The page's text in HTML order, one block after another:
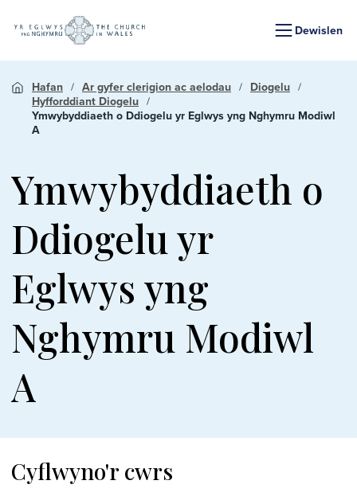
Dewislen
Hafan Ar gyfer clerigion ac aelodau
Diogelu
Hyfforddiant Diogelu
Ymwybyddiaeth o Ddiogelu yr Eglwys yng Nghymru Modiwl
A
Ymwybyddiaeth o
Ddiogelu yr
Eglwys yng
Nghymru Modiwl
A
Cyflwyno'r cwrs